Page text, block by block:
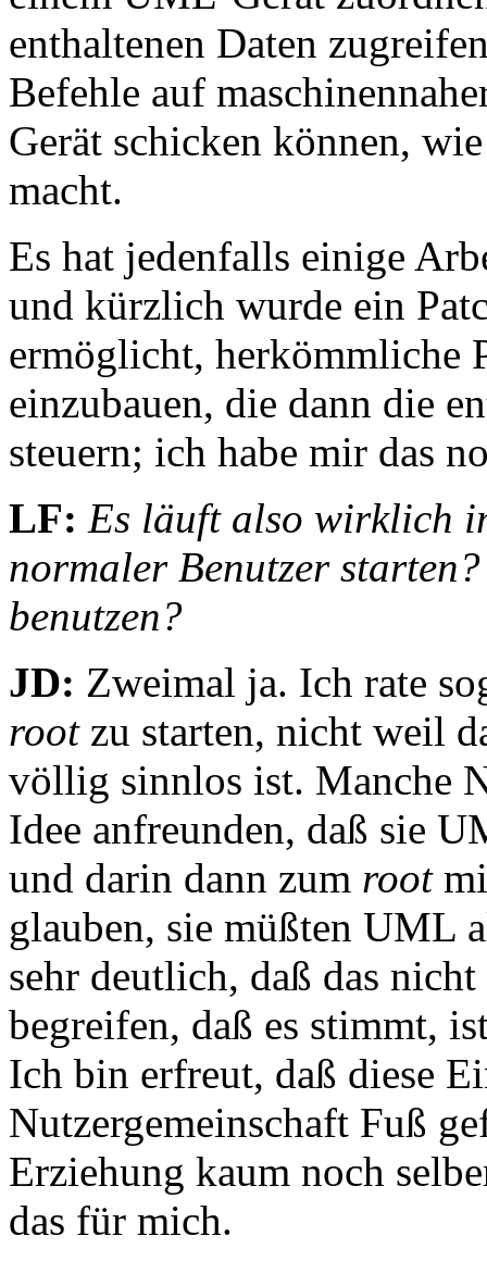
enthaltenen Daten
Befehle auf
Gerät schicken können,
macht.
Es hat jedenfalls einige
und kürzlich wurde ein
ermöglicht, herkömmliche
einzubauen, die dann die
steuern; ich habe mir das
LF: Es läuft also wirklich
normaler Benutzer
benutzen?
JD: Zweimal ja. Ich rate
rootzu starten, nicht weil
völlig sinnlos ist. Manche
Idee anfreunden, daß sie
und darin dann zum root
glauben, sie müßten UML
sehr deutlich, daß das
begreifen, daß es stimmt,
Ich bin erfreut, daß diese
Nutzergemeinschaft Fuß
Erziehung kaum noch
das für mich.